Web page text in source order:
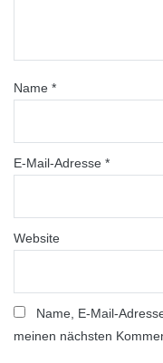
Name *
E-Mail-Adresse *
Website
Name, E-Mail-
meinen nächsten